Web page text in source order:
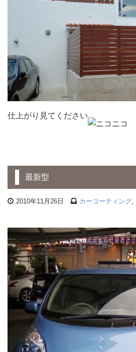
仕上がり見てください
最新型
2010年11月26日 カーコーティング,